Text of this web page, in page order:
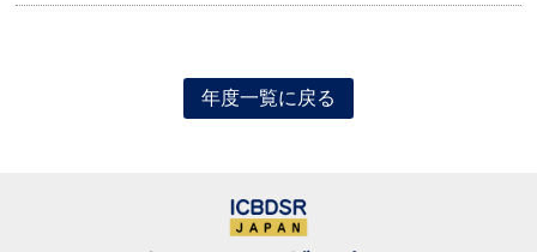
年度一覧に戻る